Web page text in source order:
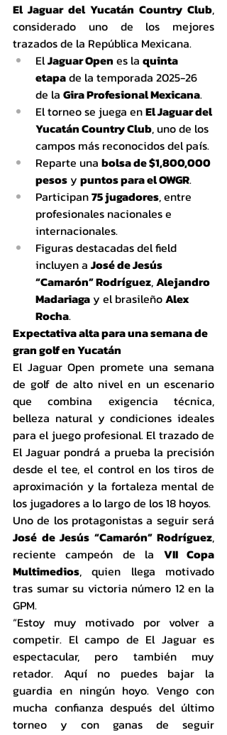
El Jaguar del Yucatán Country Club,
considerado uno de los mejores
trazados de la República Mexicana.
El Jaguar Open es la quinta
etapa de la temporada 2025-26
de la Gira Profesional Mexicana.
El torneo se juega en El Jaguar del
Yucatán Country Club, uno de los
campos más reconocidos del país.
Reparte una bolsa de $1,800,000
pesos y puntos para el OWGR.
Participan 75 jugadores, entre
profesionales nacionales e
internacionales.
Figuras destacadas del field
incluyen a José de Jesús
“Camarón” Rodríguez, Alejandro
Madariaga y el brasileño Alex
Rocha.
Expectativa alta para una semana de
gran golf en Yucatán
El Jaguar Open promete una semana
de golf de alto nivel en un escenario
que combina exigencia técnica,
belleza natural y condiciones ideales
para el juego profesional. El trazado de
El Jaguar pondrá a prueba la precisión
desde el tee, el control en los tiros de
aproximación y la fortaleza mental de
los jugadores a lo largo de los 18 hoyos.
José de Jesús “Camarón” Rodríguez,
reciente campeón de la VII Copa
Multimedios, quien llega motivado
tras sumar su victoria número 12 en la
GPM.
“Estoy muy motivado por volver a
competir. El campo de El Jaguar es
espectacular, pero también muy
retador. Aquí no puedes bajar la
guardia en ningún hoyo. Vengo con
mucha confianza después del último
torneo y con ganas de seguir